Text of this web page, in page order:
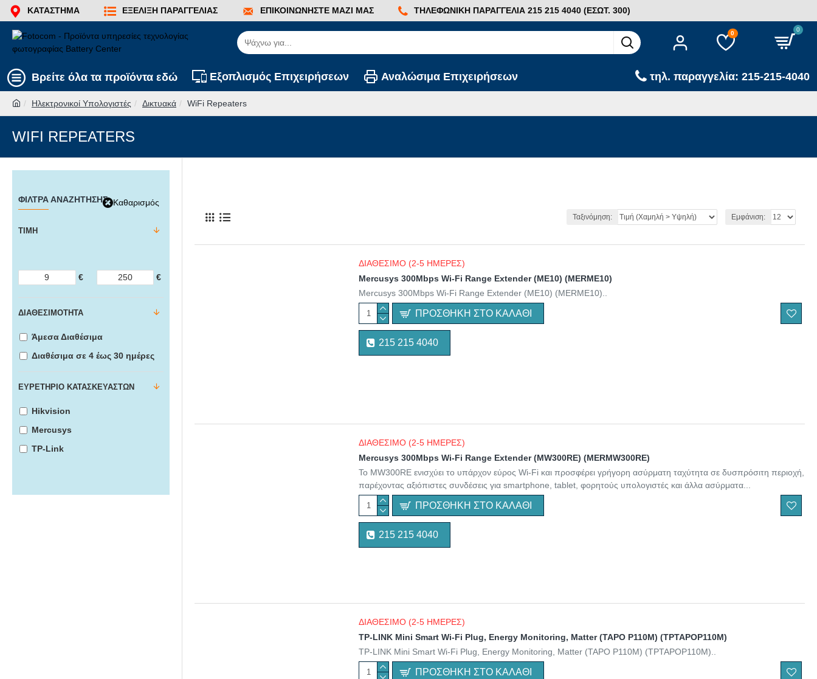
ΚΑΤΆΣΤΗΜΑ ΕΞΈΛΙΞΗ ΠΑΡΑΓΓΕΛΊΑΣ ΕΠΙΚΟΙΝΩΝΉΣΤΕ ΜΑΖΊ ΜΑΣ ΤΗΛΕΦΩΝΙΚΉ ΠΑΡΑΓΓΕΛΊΑ 215 215 4040 (ΕΣΩΤ. 300)
0
0
Βρείτε όλα τα προϊόντα εδώ Εξοπλισμός Επιχειρήσεων Αναλώσιμα Επιχειρήσεων τηλ. παραγγελία: 215-215-4040
Ηλεκτρονικοί Υπολογιστές Δικτυακά WiFi Repeaters
WIFI REPEATERS
ΦΊΛΤΡΑ ΑΝΑΖΉΤΗΣΗΣ Καθαρισμός
ΤΙΜΉ
€ €
ΕΥΡΕΤΉΡΙΟ ΚΑΤΑΣΚΕΥΑΣΤΏΝ
Hikvision
Mercusys
TP-Link
ΔΙΑΘΕΣΙΜΌΤΗΤΑ
Άμεσα Διαθέσιμα
Διαθέσιμα σε 4 έως 30 ημέρες
Ταξινόμηση: Εμφάνιση:
ΔΙΑΘΕΣΙΜΟ (2-5 ΗΜΕΡΕΣ)
Mercusys 300Mbps Wi-Fi Range Extender (ME10) (MERME10)
Mercusys 300Mbps Wi-Fi Range Extender (ME10) (MERME10)..
ΠΡΟΣΘΉΚΗ ΣΤΟ ΚΑΛΆΘΙ
215 215 4040
ΔΙΑΘΕΣΙΜΟ (2-5 ΗΜΕΡΕΣ)
Mercusys 300Mbps Wi-Fi Range Extender (MW300RE) (MERMW300RE)
Το MW300RE ενισχύει το υπάρχον εύρος Wi-Fi και προσφέρει γρήγορη ασύρματη ταχύτητα σε δυσπρόσιτη περιοχή,
παρέχοντας αξιόπιστες συνδέσεις για smartphone, tablet, φορητούς υπολογιστές και άλλα ασύρματα...
ΠΡΟΣΘΉΚΗ ΣΤΟ ΚΑΛΆΘΙ
215 215 4040
ΔΙΑΘΕΣΙΜΟ (2-5 ΗΜΕΡΕΣ)
TP-LINK Mini Smart Wi-Fi Plug, Energy Monitoring, Matter (TAPO P110M) (TPTAPOP110M)
TP-LINK Mini Smart Wi-Fi Plug, Energy Monitoring, Matter (TAPO P110M) (TPTAPOP110M)..
ΠΡΟΣΘΉΚΗ ΣΤΟ ΚΑΛΆΘΙ